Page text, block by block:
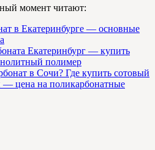
момент читают:
Екатеринбург — купить
полимер
Где купить сотовый
— цена на поликарбонатные